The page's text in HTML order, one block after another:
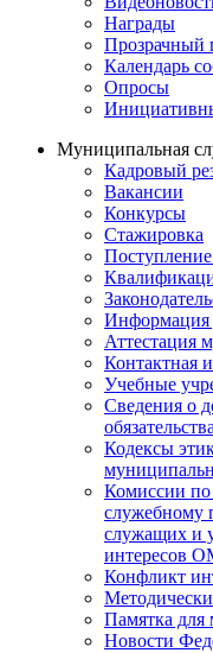
Награды
Прозрачный
Календарь
Опросы
Муниципальная
Кадровый
Вакансии
Конкурсы
Стажировка
Информация
Аттестация
Контактная
Учебные
Сведения о
Кодексы
Комиссии
служебному
служащих и
интересов
Конфликт
Памятка
Новости